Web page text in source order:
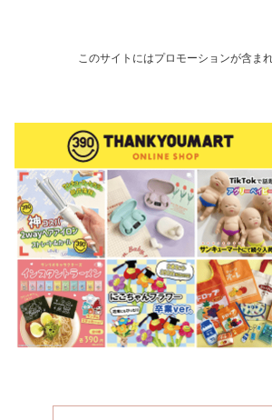
このサイトにはプロモーションが含ま